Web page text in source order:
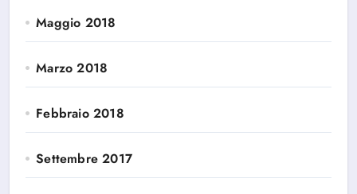
Maggio 2018
Marzo 2018
Febbraio 2018
Settembre 2017